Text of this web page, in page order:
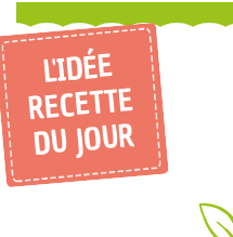
L'IDÉE
RECETTE
DU JOUR